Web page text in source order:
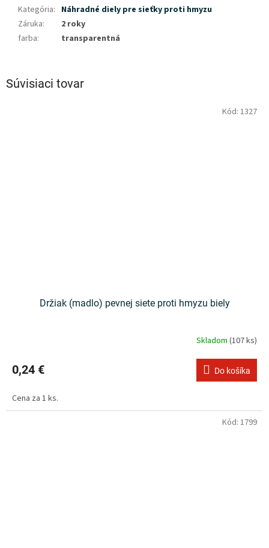
Súvisiaci tovar
Držiak (madlo) pevnej siete proti hmyzu biely
Skladom (107 ks)
0,24 € Do košíka
Cena za 1 ks.
Kód: 1327
Kód: 1799
Kategória: Náhradné diely pre sieťky proti hmyzu
Záruka:
2 roky
farba: transparentná